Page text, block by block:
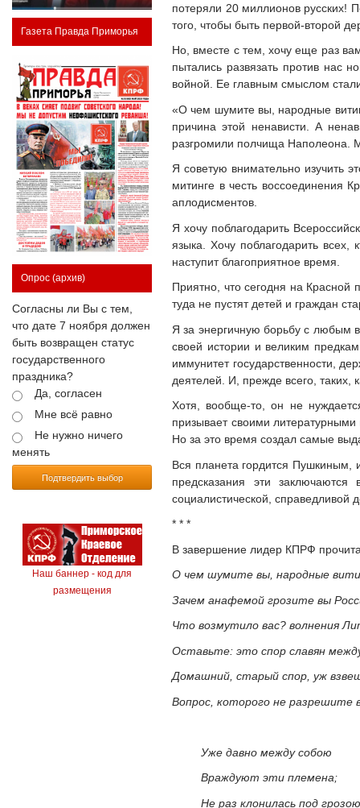
Газета Правда Приморья
Опрос (архив)
Согласны ли Вы с тем,
что дате 7 ноября должен
быть возвращен статус
государственного
праздника?
Да, согласен
Мне всё равно
Не нужно ничего
менять
Подтвердить выбор
Наш баннер - код для
размещения
потеряли 20 миллионов русских!
того, чтобы быть первой-второй
Но, вместе с тем, хочу еще раз
пытались развязать против нас
войной. Ее главным смыслом
«О чем шумите вы, народные
причина этой ненависти. А
разгромили полчища Наполеона.
Я советую внимательно изучить
митинге в честь воссоединения
аплодисментов.
Я хочу поблагодарить
языка. Хочу поблагодарить
наступит благоприятное время.
Приятно, что сегодня на Красной
туда не пустят детей и граждан
Я за энергичную борьбу с любым
своей истории и великим
иммунитет государственности,
деятелей. И, прежде всего, таких,
Хотя, вообще-то, он не
призывает своими
Но за это время создал самые
Вся планета гордится Пушкиным,
предсказания эти
социалистической, справедливой
* * *
В завершение лидер КПРФ
О чем шумите вы, народные
Зачем анафемой грозите вы
Что возмутило вас? волнения
Оставьте: это спор славян
Домашний, старый спор, уж
Вопрос, которого не разрешите
Уже давно между собою
Враждуют эти племена;
Не раз клонилась под